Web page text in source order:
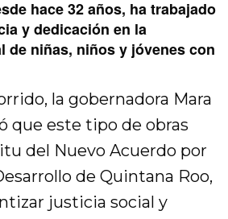
hace 32 años, ha trabajado
y dedicación en la
de niñas, niños y jóvenes con
la gobernadora Mara
que este tipo de obras
del Nuevo Acuerdo por
de Quintana Roo,
justicia social y